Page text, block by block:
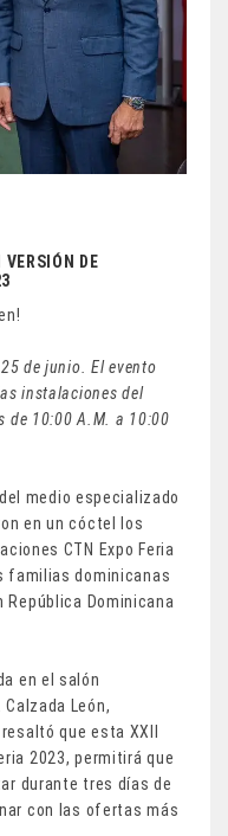
VERSIÓN DE
de junio. El evento
instalaciones del
de 10:00 A.M. a 10:00
medio especializado
en un cóctel los
CTN Expo Feria
familias dominicanas
Dominicana
en el salón
León,
que esta XXII
2023, permitirá que
durante tres días de
con las ofertas más